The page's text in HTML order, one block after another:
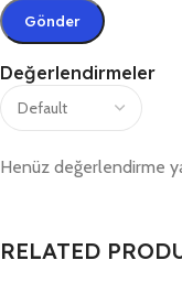
Değerlendirmeler
Henüz değerlendirme
RELATED